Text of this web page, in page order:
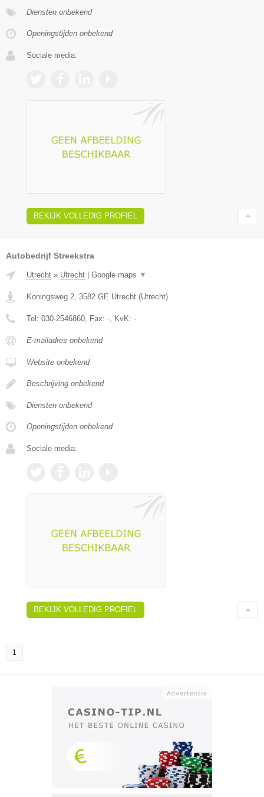
Diensten onbekend
Openingstijden onbekend
Sociale media:
BEKIJK VOLLEDIG PROFIEL
Autobedrijf Streekstra
Utrecht » Utrecht Google maps ▼
Koningsweg 2, 3582 GE Utrecht (Utrecht)
Tel: 030-2546860, Fax: -, KvK: -
E-mailadres onbekend
Website onbekend
Beschrijving onbekend
Diensten onbekend
Openingstijden onbekend
Sociale media:
BEKIJK VOLLEDIG PROFIEL
1